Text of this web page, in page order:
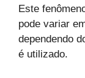
Este
pode variar
dependendo
é utilizado.